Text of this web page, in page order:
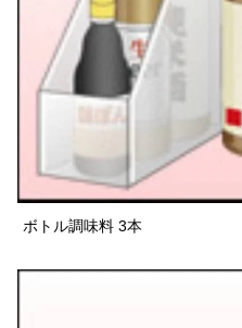
ボトル調味料 3本